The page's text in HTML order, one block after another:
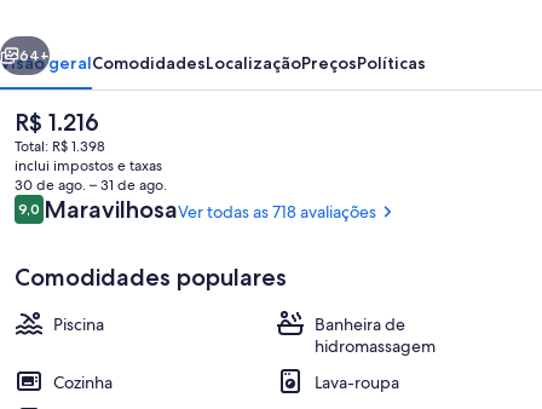
Fachada
Próximo
64+
Visão geralComodidadesLocalizaçãoPreçosPolíticas
O
preço
atual
é
R$ 1.216
R$ 1.216
Total: R$ 1.398
inclui impostos e taxas
30 de ago. – 31 de ago.
Avaliações
9,09,0 de 10
MaravilhosaVer todas as 718 avaliações
Comodidades populares
Piscina
Banheira de
hidromassagem
Cozinha
Lava-roupa